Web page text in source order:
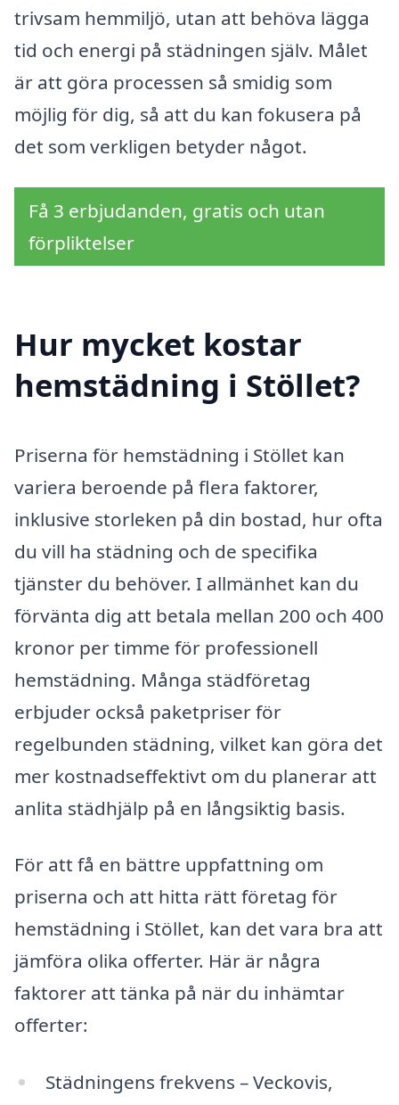
trivsam hemmiljö, utan att behöva lägga
tid och energi på städningen själv. Målet
är att göra processen så smidig som
möjlig för dig, så att du kan fokusera på
det som verkligen betyder något.
Få 3 erbjudanden, gratis och utan
förpliktelser
Hur mycket kostar
hemstädning i Stöllet?
Priserna för hemstädning i Stöllet kan
variera beroende på flera faktorer,
inklusive storleken på din bostad, hur ofta
du vill ha städning och de specifika
tjänster du behöver. I allmänhet kan du
förvänta dig att betala mellan 200 och 400
kronor per timme för professionell
hemstädning. Många städföretag
erbjuder också paketpriser för
regelbunden städning, vilket kan göra det
mer kostnadseffektivt om du planerar att
anlita städhjälp på en långsiktig basis.
För att få en bättre uppfattning om
priserna och att hitta rätt företag för
hemstädning i Stöllet, kan det vara bra att
jämföra olika offerter. Här är några
faktorer att tänka på när du inhämtar
offerter:
Städningens frekvens – Veckovis,